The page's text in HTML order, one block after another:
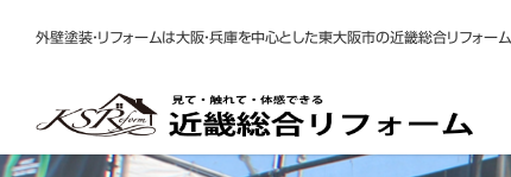
外壁塗装・リフォームは大阪・兵庫を中心とした東大阪市の近畿総合リフォーム